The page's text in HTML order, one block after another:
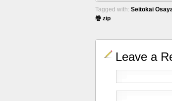
Tagged with: Seitokai
巻 zip
Leave a